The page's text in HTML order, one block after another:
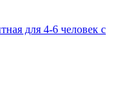
для 4-6 человек с